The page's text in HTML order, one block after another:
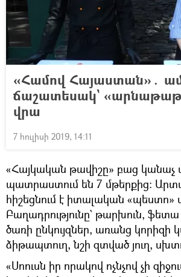
«Համով Հայաստան»․
ճաշատեսակ`
վրա
7 հուլիսի 2019, 14:11
«Հայկական թավիշը» բաց կանաչ
պատրաստում են 7 մթերքից։
հիշեցնում է իտալական «պեստո»
Բաղադրությունը` թարխուն,
ծառի ընկույզներ, առանց կորիզի
ձիթապտուղ, նշի զտված յուղ,
«Սոուսն իր որակով ոչնչով չի